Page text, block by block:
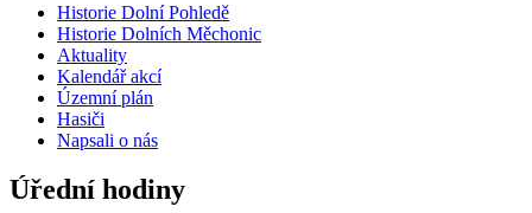
Historie Dolní Pohledě
Historie Dolních Měchonic
Aktuality
Kalendář akcí
Územní plán
Hasiči
Napsali o nás
Úřední hodiny